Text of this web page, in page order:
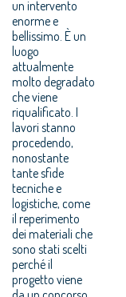
un intervento
enorme e
bellissimo. È un
luogo
attualmente
molto degradato
che viene
riqualificato. I
lavori stanno
procedendo,
nonostante
tante sfide
tecniche e
logistiche, come
il reperimento
dei materiali che
sono stati scelti
perché il
progetto viene
più piccolo di
quello che era
previsto
originariamente
nel Dpcm di un
anno fa. È un
lavoro molto
grande e il mio
ringraziamento
va ai lavoratori e
ai tecnici, ad
Anas, alle
Ferrovie e a tutte
le persone
impegnate in un
cantiere di
grandissima
importanza per